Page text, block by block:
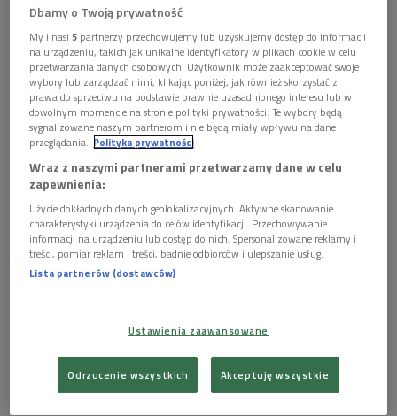
1902 otwiera grupę środkowych dzieł, które mają
wspólne cechy. V, VI i VII Symfonia są utworami
czysto instrumentalnymi, nie pojawiają się w nich
śpiewacy czy chóry.
Sylwetki dyrygującego Gustava Mahlera autorstwa Otto Böhlera
BY-NC-SA.
Posłuchaj audycji "Giganci">>>
Dbamy o Twoją prywatność
My i nasi5 partnerzy przechowujemy lub uzyskujemy dostęp do informacji
na urządzeniu, takich jak unikalne identyfikatory w plikach cookie w celu
przetwarzania danych osobowych. Użytkownik może zaakceptować swoje
wybory lub zarządzać nimi, klikając poniżej, jak również skorzystać z
prawa do sprzeciwu na podstawie prawnie uzasadnionego interesu lub w
dowolnym momencie na stronie polityki prywatności. Te wybory będą
sygnalizowane naszym partnerom i nie będą miały wpływu na dane
przeglądania. Polityka prywatności
Wraz z naszymi partnerami przetwarzamy dane w celu
zapewnienia:
Użycie dokładnych danych geolokalizacyjnych. Aktywne skanowanie
charakterystyki urządzenia do celów identyfikacji. Przechowywanie
informacji na urządzeniu lub dostęp do nich. Spersonalizowane reklamy i
treści, pomiar reklam i treści, badnie odbiorców i ulepszanie usług.
Lista partnerów (dostawców)
Ustawienia zaawansowane
Odrzucenie wszystkich Akceptuję wszystkie